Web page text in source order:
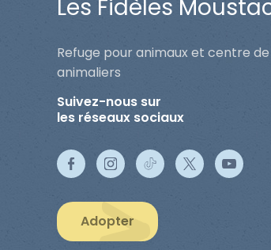
Les Fidèles
Refuge pour animaux et centre
animaliers
Suivez-nous sur
les réseaux sociaux
Adopter